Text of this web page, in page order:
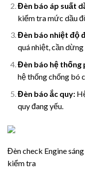
Đèn báo áp suất
kiểm tra mức dầu
Đèn báo nhiệt độ
quá nhiệt, cần
Đèn báo hệ thống
hệ thống chống bó
Đèn báo ắc quy:
quy đang yếu.
Đèn check Engine
kiểm tra